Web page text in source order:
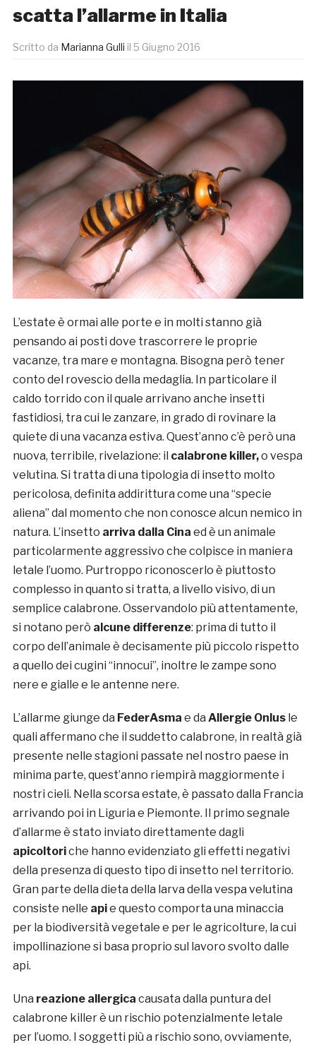
scatta l’allarme in Italia
Scritto da Marianna Gulli il 5 Giugno 2016
L’estate è ormai alle porte e in molti stanno già
pensando ai posti dove trascorrere le proprie
vacanze, tra mare e montagna. Bisogna però tener
conto del rovescio della medaglia. In particolare il
caldo torrido con il quale arrivano anche insetti
fastidiosi, tra cui le zanzare, in grado di rovinare la
quiete di una vacanza estiva. Quest’anno c’è però una
nuova, terribile, rivelazione: il calabrone killer,o vespa
velutina. Si tratta di una tipologia di insetto molto
pericolosa, definita addirittura come una “specie
aliena” dal momento che non conosce alcun nemico in
natura. L’insetto arriva dalla Cina ed è un animale
particolarmente aggressivo che colpisce in maniera
letale l’uomo. Purtroppo riconoscerlo è piuttosto
complesso in quanto si tratta, a livello visivo, di un
semplice calabrone. Osservandolo più attentamente,
si notano però alcune differenze: prima di tutto il
corpo dell’animale è decisamente più piccolo rispetto
a quello dei cugini “innocui”, inoltre le zampe sono
nere e gialle e le antenne nere.
L’allarme giunge da FederAsma e da Allergie Onlusle
quali affermano che il suddetto calabrone, in realtà già
presente nelle stagioni passate nel nostro paese in
minima parte, quest’anno riempirà maggiormente i
nostri cieli. Nella scorsa estate, è passato dalla Francia
arrivando poi in Liguria e Piemonte. Il primo segnale
d’allarme è stato inviato direttamente dagli
apicoltoriche hanno evidenziato gli effetti negativi
della presenza di questo tipo di insetto nel territorio.
Gran parte della dieta della larva della vespa velutina
consiste nelle apie questo comporta una minaccia
per la biodiversità vegetale e per le agricolture, la cui
impollinazione si basa proprio sul lavoro svolto dalle
api.
Una reazione allergica causata dalla puntura del
calabrone killer è un rischio potenzialmente letale
per l’uomo. I soggetti più a rischio sono, ovviamente,